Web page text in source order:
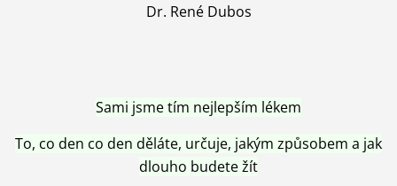
Dr. René Dubos
Sami jsme tím nejlepším lékem
To, co den co den děláte, určuje, jakým způsobem a jak
dlouho budete žít